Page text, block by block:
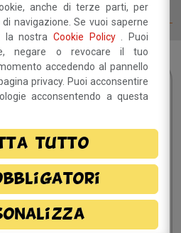
del festival
Resta
visione dellainformativa
il trattamento dei miei dati
personali.
anche di terze parti, per
navigazione. Se vuoi saperne
la nostra Cookie Policy
. Puoi
negare o revocare il tuo
accedendo al pannello
privacy. Puoi acconsentire
acconsentendo a questa
tutto